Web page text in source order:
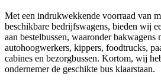
Met een indrukwekkende voorraad van
beschikbare bedrijfswagens, bieden wij
aan bestelbussen, waaronder bakwagens
autohoogwerkers, kippers, foodtrucks,
cabines en bezorgbussen. Kortom, wij
ondernemer de geschikte bus klaarstaan.